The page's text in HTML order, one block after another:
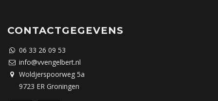
CONTACTGEGEVENS
06 33 26 09 53
info@vvengelbert.nl
Woldjerspoorweg 5a
9723 ER Groningen